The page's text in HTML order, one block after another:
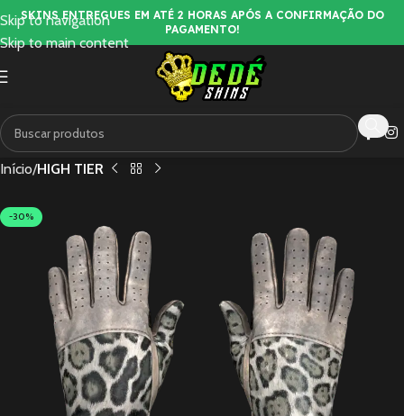
Skip to navigation
Skip to main content
SKINS ENTREGUES EM ATÉ 2 HORAS APÓS A CONFIRMAÇÃO DO
PAGAMENTO!
Início HIGH TIER
-30%